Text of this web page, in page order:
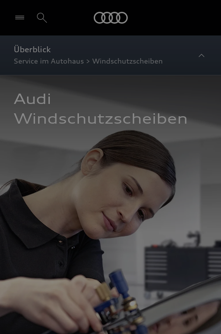
Überblick
Service im Autohaus > Windschutzscheiben
Audi
Windschutzscheiben